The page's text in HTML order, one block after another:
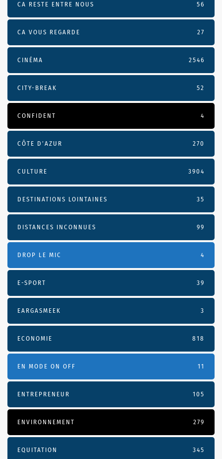
CA RESTE ENTRE NOUS 56
CA VOUS REGARDE 27
CINÉMA 2546
CITY-BREAK 52
CONFIDENT 4
CÔTE D’AZUR 270
CULTURE 3904
DESTINATIONS LOINTAINES 35
DISTANCES INCONNUES 99
DROP LE MIC 4
E-SPORT 39
EARGASMEEK 3
ECONOMIE 818
EN MODE ON OFF 11
ENTREPRENEUR 105
ENVIRONNEMENT 279
EQUITATION 345